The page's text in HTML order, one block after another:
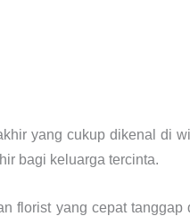
yang cukup dikenal di
bagi keluarga tercinta.
florist yang cepat tanggap